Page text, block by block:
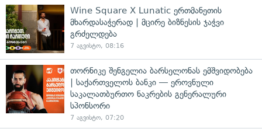
Wine Square X Lunatic ერთმანეთის
მხარდასაჭერად | მცირე ბიზნესის ჯაჭვი
გრძელდება
7 აგვისტო, 08:16
თორნიკე შენგელია ბარსელონას ემშვიდობება
| საქართველოს ბანკი — ეროვნული
საკალათბურთო ნაკრების გენერალური
სპონსორი
7 აგვისტო, 07:20